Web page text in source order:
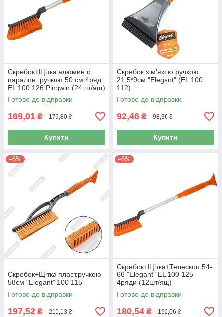
Скребок+Щітка алюмин.с
паралон. ручкою 50 см 4ряд
EL 100 126 Pingwin (24шт/ящ)
Готово до відправки
169,01 ₴ 179,80 ₴
Купити
Скребок з м'якою ручкою
21,5*9см "Elegant" (EL 100
112)
Готово до відправки
92,46 ₴ 98,36 ₴
Купити
–6%
Скребок+Щітка пласт.ручкою
58см "Elegant" 100 115
Готово до відправки
197,52 ₴ 210,13 ₴
–6%
Скребок+Щітка+Телескоп 54-
66 "Elegant" EL 100 125
4ряди (12шт/ящ)
Готово до відправки
180,54 ₴ 192,06 ₴